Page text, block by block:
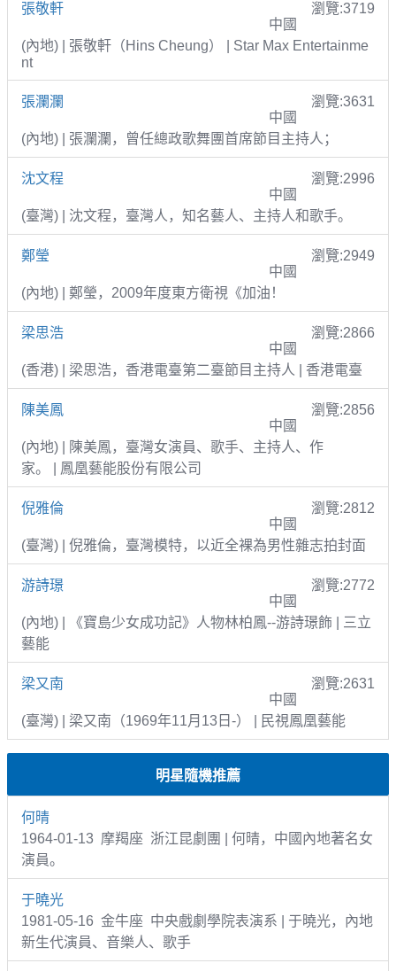
張敬軒
瀏覽:3719
中國
(內地) | 張敬軒（Hins Cheung） | Star Max Entertainme
nt
張瀾瀾
瀏覽:3631
中國
(內地) | 張瀾瀾，曾任總政歌舞團首席節目主持人；
沈文程
瀏覽:2996
中國
(臺灣) | 沈文程，臺灣人，知名藝人、主持人和歌手。
鄭瑩
瀏覽:2949
中國
(內地) | 鄭瑩，2009年度東方衛視《加油！
梁思浩
瀏覽:2866
中國
(香港) | 梁思浩，香港電臺第二臺節目主持人 | 香港電臺
陳美鳳
瀏覽:2856
中國
(內地) | 陳美鳳，臺灣女演員、歌手、主持人、作
家。 | 鳳凰藝能股份有限公司
倪雅倫
瀏覽:2812
中國
(臺灣) | 倪雅倫，臺灣模特，以近全裸為男性雜志拍封面
游詩璟
瀏覽:2772
中國
(內地) | 《寶島少女成功記》人物林柏鳳--游詩璟飾 | 三立
藝能
梁又南
瀏覽:2631
中國
(臺灣) | 梁又南（1969年11月13日-） | 民視鳳凰藝能
明星隨機推薦
何晴
1964-01-13 摩羯座 浙江昆劇團 | 何晴，中國內地著名女
演員。
于曉光
1981-05-16 金牛座 中央戲劇學院表演系 | 于曉光，內地
新生代演員、音樂人、歌手